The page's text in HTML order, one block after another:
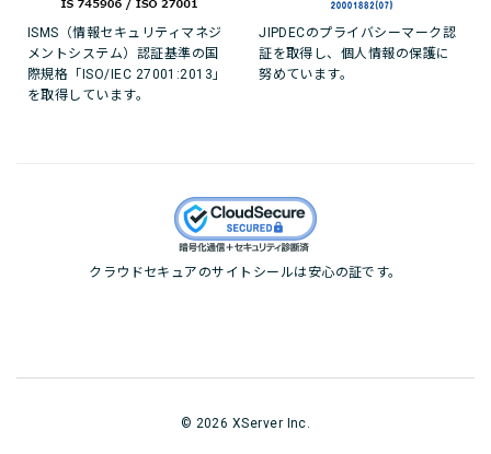
ISMS（情報セキュリティマネジ
メントシステム）認証基準の国
際規格「ISO/IEC 27001:2013」
を取得しています。
JIPDECのプライバシーマーク認
証を取得し、個人情報の保護に
努めています。
クラウドセキュアのサイトシールは安心の証です。
© 2026 XServer Inc.